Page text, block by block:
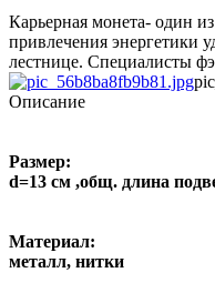
Карьерная монета- один
привлечения энергетики
лестнице. Специалисты
Описание
Размер:
d=13 см ,общ. длина
Материал:
металл, нитки